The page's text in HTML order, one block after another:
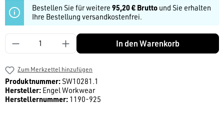
Bestellen Sie für weitere 95,20 € Brutto und Sie erhalten
Ihre Bestellung versandkostenfrei.
Produkt Anzahl: Gib den gewünschten Wert
In den Warenkorb
Zum Merkzettel hinzufügen
Produktnummer:SW10281.1
Hersteller: Engel Workwear
Herstellernummer: 1190-925